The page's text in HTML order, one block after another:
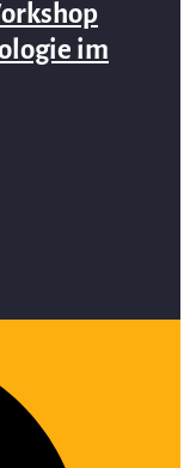
im